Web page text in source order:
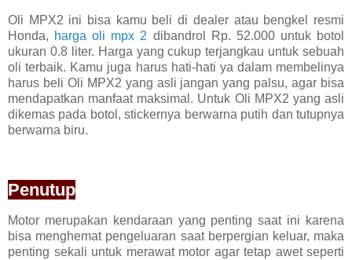
Oli MPX2 ini bisa kamu beli di dealer atau bengkel resmi
Honda, harga oli mpx 2 dibandrol Rp. 52.000 untuk botol
ukuran 0.8 liter. Harga yang cukup terjangkau untuk sebuah
oli terbaik. Kamu juga harus hati-hati ya dalam membelinya
harus beli Oli MPX2 yang asli jangan yang palsu, agar bisa
mendapatkan manfaat maksimal. Untuk Oli MPX2 yang asli
dikemas pada botol, stickernya berwarna putih dan tutupnya
berwarna biru.
Penutup
Motor merupakan kendaraan yang penting saat ini karena
bisa menghemat pengeluaran saat berpergian keluar, maka
penting sekali untuk merawat motor agar tetap awet seperti